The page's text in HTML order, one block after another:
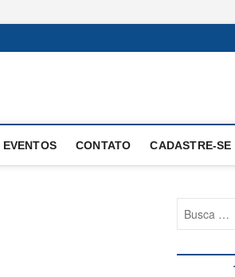
EVENTOS CONTATO CADASTRE-SE